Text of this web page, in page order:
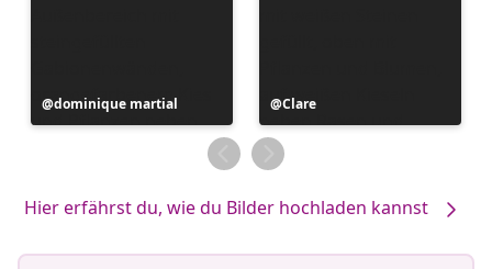
Beitrag
veröffentlicht
dominique martial
Beitrag
veröffentlicht
von
Clare
Hier erfährst du, wie du Bilder hochladen kannst